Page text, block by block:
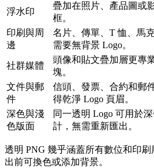
浮水印
疊加在照片、產品圖或
框。
印刷與周
邊
名片、傳單、T 恤、馬
需要無背景 Logo。
社群媒體
頭像和貼文疊加層更專
塊。
文件與郵
件
信頭、發票、合約和郵
得乾淨 Logo 頁眉。
深色與淺
色版面
同一透明 Logo 可用於
計，無需重新匯出。
透明 PNG 幾乎涵蓋所有數位和印
出前可換色或添加背景。